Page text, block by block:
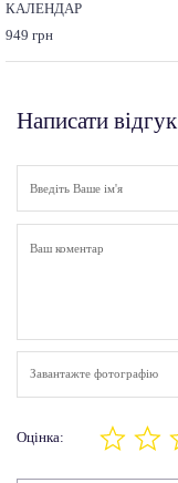
КАЛЕНДАР
949 грн
Написати відгук
Завантажте фотографію
Оцінка: